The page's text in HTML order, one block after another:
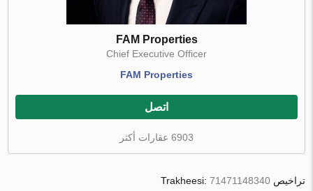
FAM Properties
Chief Executive Officer
FAM Properties
اتصل
6903 عقارات أكثر
تراخيص Trakheesi:71471148340